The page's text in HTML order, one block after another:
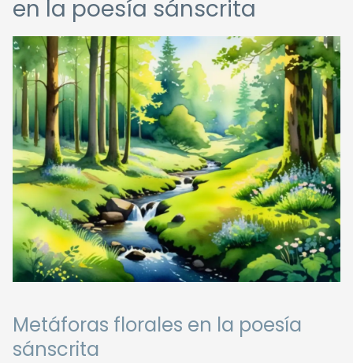
en la poesía sánscrita
Metáforas florales en la poesía
sánscrita